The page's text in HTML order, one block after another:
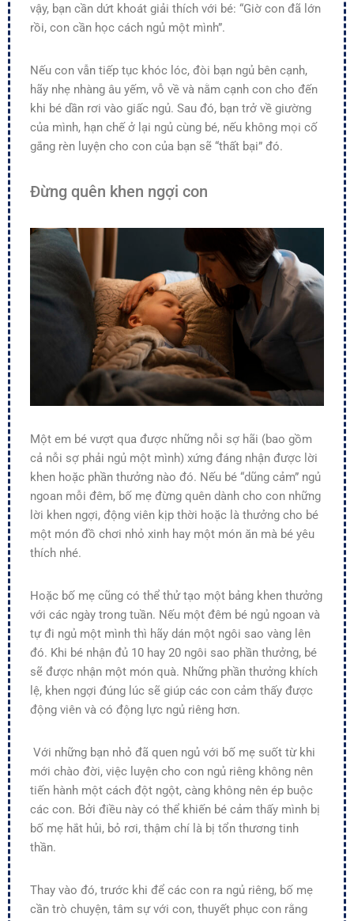
vậy, bạn cần dứt khoát giải thích với bé: “Giờ con đã lớn
rồi, con cần học cách ngủ một mình”.
Nếu con vẫn tiếp tục khóc lóc, đòi bạn ngủ bên cạnh,
hãy nhẹ nhàng âu yếm, vỗ về và nằm cạnh con cho đến
khi bé dần rơi vào giấc ngủ. Sau đó, bạn trở về giường
của mình, hạn chế ở lại ngủ cùng bé, nếu không mọi cố
gắng rèn luyện cho con của bạn sẽ “thất bại” đó.
Đừng quên khen ngợi con
Một em bé vượt qua được những nỗi sợ hãi (bao gồm
cả nỗi sợ phải ngủ một mình) xứng đáng nhận được lời
khen hoặc phần thưởng nào đó. Nếu bé “dũng cảm” ngủ
ngoan mỗi đêm, bố mẹ đừng quên dành cho con những
lời khen ngợi, động viên kịp thời hoặc là thưởng cho bé
một món đồ chơi nhỏ xinh hay một món ăn mà bé yêu
thích nhé.
Hoặc bố mẹ cũng có thể thử tạo một bảng khen thưởng
với các ngày trong tuần. Nếu một đêm bé ngủ ngoan và
tự đi ngủ một mình thì hãy dán một ngôi sao vàng lên
đó. Khi bé nhận đủ 10 hay 20 ngôi sao phần thưởng, bé
sẽ được nhận một món quà. Những phần thưởng khích
lệ, khen ngợi đúng lúc sẽ giúp các con cảm thấy được
động viên và có động lực ngủ riêng hơn.
Với những bạn nhỏ đã quen ngủ với bố mẹ suốt từ khi
mới chào đời, việc luyện cho con ngủ riêng không nên
tiến hành một cách đột ngột, càng không nên ép buộc
các con. Bởi điều này có thể khiến bé cảm thấy mình bị
bố mẹ hắt hủi, bỏ rơi, thậm chí là bị tổn thương tinh
thần.
Thay vào đó, trước khi để các con ra ngủ riêng, bố mẹ
cần trò chuyện, tâm sự với con, thuyết phục con rằng